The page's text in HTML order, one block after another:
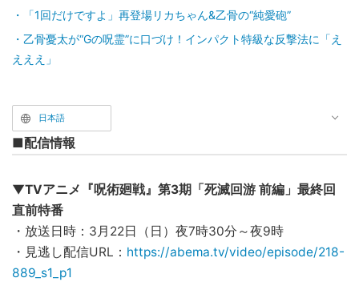
「1回だけですよ」再登場リカちゃん&乙骨の“純愛砲”
乙骨憂太が“Gの呪霊”に口づけ！インパクト特級な反撃法に「え
えええ」
日本語
■配信情報
▼TVアニメ『呪術廻戦』第3期「死滅回游 前編」最終回
直前特番
・放送日時：3月22日（日）夜7時30分～夜9時
・見逃し配信URL： https://abema.tv/video/episode/218-
889_s1_p1